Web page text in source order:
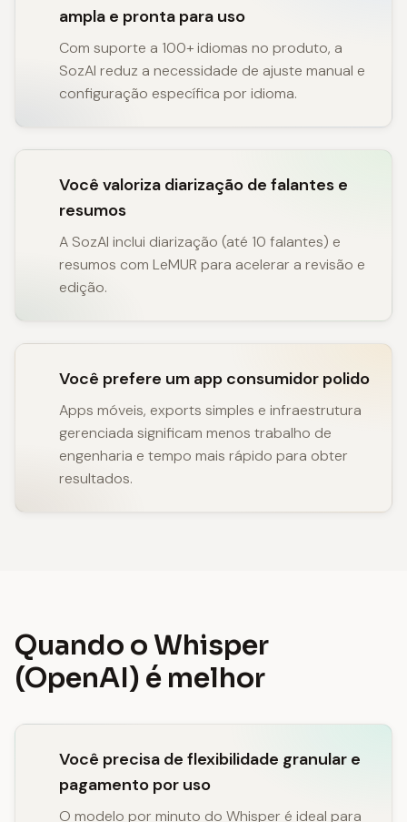
ampla e pronta para uso
Com suporte a 100+ idiomas no produto, a
SozAI reduz a necessidade de ajuste manual e
configuração específica por idioma.
Você valoriza diarização de falantes e
resumos
A SozAI inclui diarização (até 10 falantes) e
resumos com LeMUR para acelerar a revisão e
edição.
Você prefere um app consumidor polido
Apps móveis, exports simples e infraestrutura
gerenciada significam menos trabalho de
engenharia e tempo mais rápido para obter
resultados.
Quando o Whisper
(OpenAI) é melhor
Você precisa de flexibilidade granular e
pagamento por uso
O modelo por minuto do Whisper é ideal para